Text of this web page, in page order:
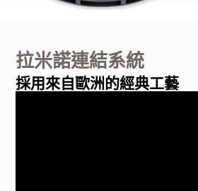
拉米諾連結系統
採用來自歐洲的經典工藝